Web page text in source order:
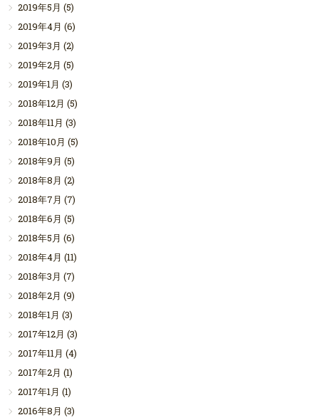
2019年5月 (5)
2019年4月 (6)
2019年3月 (2)
2019年2月 (5)
2019年1月 (3)
2018年12月 (5)
2018年11月 (3)
2018年10月 (5)
2018年9月 (5)
2018年8月 (2)
2018年7月 (7)
2018年6月 (5)
2018年5月 (6)
2018年4月 (11)
2018年3月 (7)
2018年2月 (9)
2018年1月 (3)
2017年12月 (3)
2017年11月 (4)
2017年2月 (1)
2017年1月 (1)
2016年8月 (3)